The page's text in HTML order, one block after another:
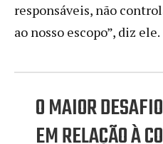
responsáveis, não
ao nosso escopo”, diz ele.
O MAIOR
EM RELAÇÃO À